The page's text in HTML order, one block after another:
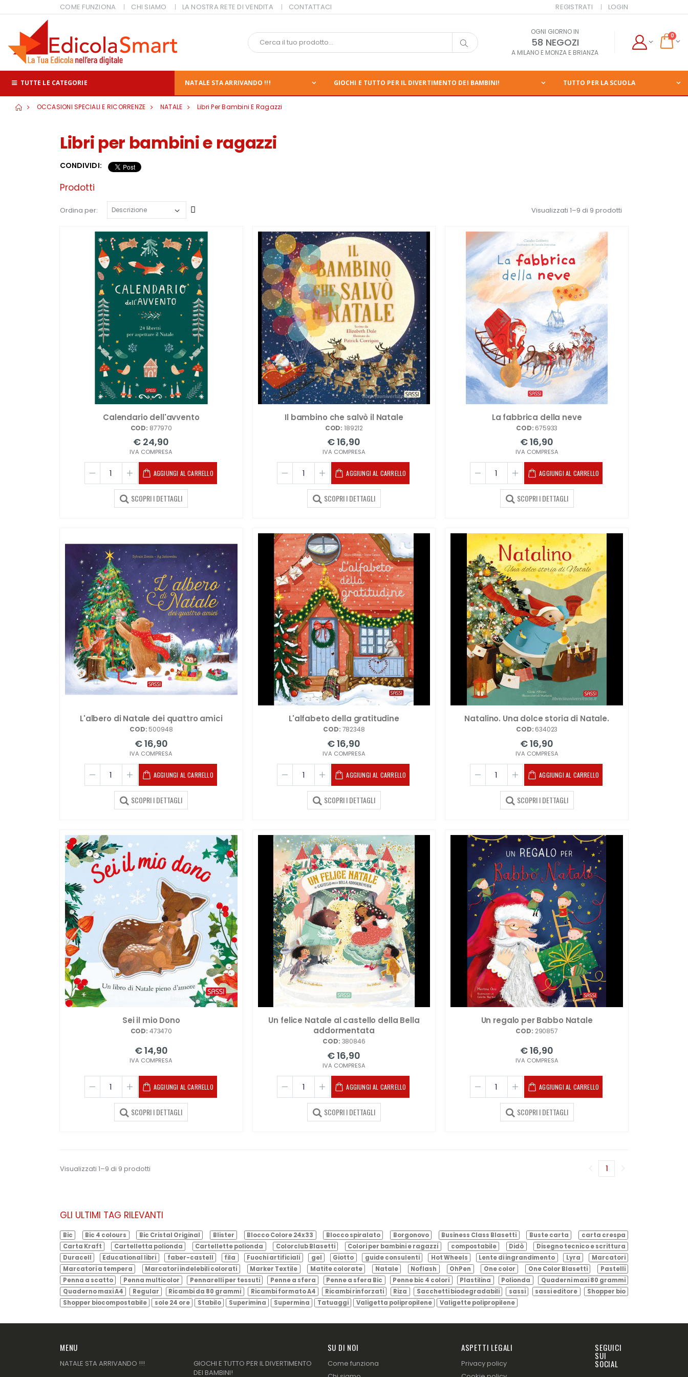
COME FUNZIONA CHI SIAMO LA NOSTRA RETE DI VENDITA CONTATTACI REGISTRATI LOGIN
OGNI GIORNO IN
58 NEGOZI
A MILANO E MONZA E BRIANZA
0
TUTTE LE CATEGORIE NATALE STA ARRIVANDO !!! GIOCHI E TUTTO PER IL DIVERTIMENTO DEI BAMBINI! TUTTO PER LA SCUOLA
OCCASIONI SPECIALI E RICORRENZE NATALE Libri Per Bambini E Ragazzi
Libri per bambini e ragazzi
CONDIVIDI:
Prodotti
Ordina per: Visualizzati 1–9 di 9 prodotti
Calendario dell'avvento
COD: 877970
€ 24,90
IVA COMPRESA
AGGIUNGI AL CARRELLO
SCOPRI I DETTAGLI
Il bambino che salvò il Natale
COD: 189212
€ 16,90
IVA COMPRESA
AGGIUNGI AL CARRELLO
SCOPRI I DETTAGLI
La fabbrica della neve
COD: 675933
€ 16,90
IVA COMPRESA
AGGIUNGI AL CARRELLO
SCOPRI I DETTAGLI
L'albero di Natale dei quattro amici
COD: 500948
€ 16,90
IVA COMPRESA
AGGIUNGI AL CARRELLO
SCOPRI I DETTAGLI
L'alfabeto della gratitudine
COD: 782348
€ 16,90
IVA COMPRESA
AGGIUNGI AL CARRELLO
SCOPRI I DETTAGLI
Natalino. Una dolce storia di Natale.
COD: 634023
€ 16,90
IVA COMPRESA
AGGIUNGI AL CARRELLO
SCOPRI I DETTAGLI
Sei il mio Dono
COD: 473470
€ 14,90
IVA COMPRESA
AGGIUNGI AL CARRELLO
SCOPRI I DETTAGLI
Un felice Natale al castello della Bella
addormentata
COD: 380846
€ 16,90
IVA COMPRESA
AGGIUNGI AL CARRELLO
SCOPRI I DETTAGLI
Un regalo per Babbo Natale
COD: 290857
€ 16,90
IVA COMPRESA
AGGIUNGI AL CARRELLO
SCOPRI I DETTAGLI
Visualizzati 1–9 di 9 prodotti 1(corrente)
GLI ULTIMI TAG RILEVANTI
Bic Bic 4 colours Bic Cristal Original Blister Blocco Colore 24x33 Blocco spiralato Borgonovo Business Class Blasetti Buste carta
carta crespa
Carta Kraft
Cartelletta polionda Cartellette polionda Colorclub Blasetti Colori per bambini e ragazzi compostabile Didò
Disegno tecnico e scrittura
Duracell
Educational libri faber-castell fila Fuochi artificiali gel Giotto guide consulenti Hot Wheels Lente di ingrandimento Lyra
Marcatori
Marcatori a tempera
Marcatori indelebili colorati Marker Textile Matite colorate Natale Noflash OhPen One color One Color Blasetti
Pastelli
Penna a scatto
Penna multicolor Pennarelli per tessuti Penne a sfera Penne a sfera Bic Penne bic 4 colori Plastilina Polionda
Quaderni maxi 80 grammi
Quaderno maxi A4
Regular Ricambi da 80 grammi Ricambi formato A4 Ricambi rinforzati Riza Sacchetti biodegradabili sassi sassi editore
Shopper bio
Shopper biocompostabile
sole 24 ore Stabilo Superimina Supermina Tatuaggi Valigetta polipropilene Valigette polipropilene
MENU
NATALE STA ARRIVANDO !!!
GIOCHI E TUTTO PER IL DIVERTIMENTO
DEI BAMBINI!
SU DI NOI
Come funziona
ASPETTI LEGALI
Privacy policy
SEGUICI
SUI
SOCIAL